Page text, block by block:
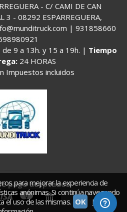
- C/ CAMI DE CAN
3 - 08292 ESPARREGUERA,
| 931858660
9 a 13h. y 15 a 19h. | Tiempo
24 HORAS
Impuestos incluidos
pago aceptados
para mejorar la experiencia de
anónimas. Si continúa navegando
el uso de las mismas. OK
Más